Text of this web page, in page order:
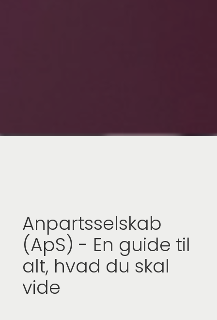
Anpartsselskab
(ApS) - En guide til
alt, hvad du skal
vide